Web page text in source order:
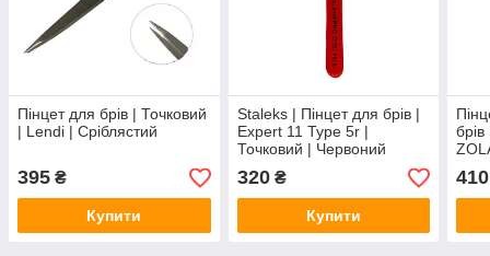
Пінцет для брів | Точковий
| Lendi | Cріблястий
395 ₴
Купити
Staleks | Пінцет для брів |
Expert 11 Type 5r |
Точковий | Червоний
320₴
Купити
410